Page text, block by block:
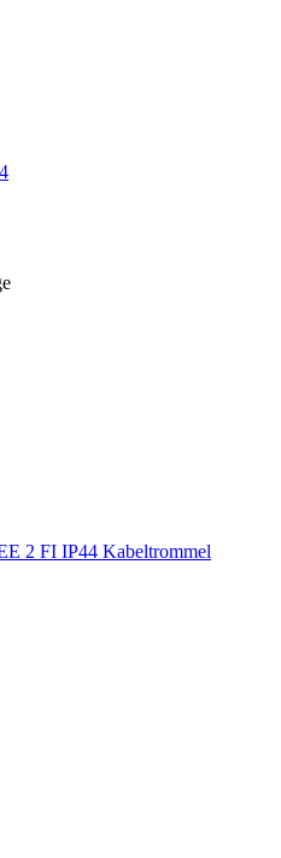
2 FI IP44 Kabeltrommel